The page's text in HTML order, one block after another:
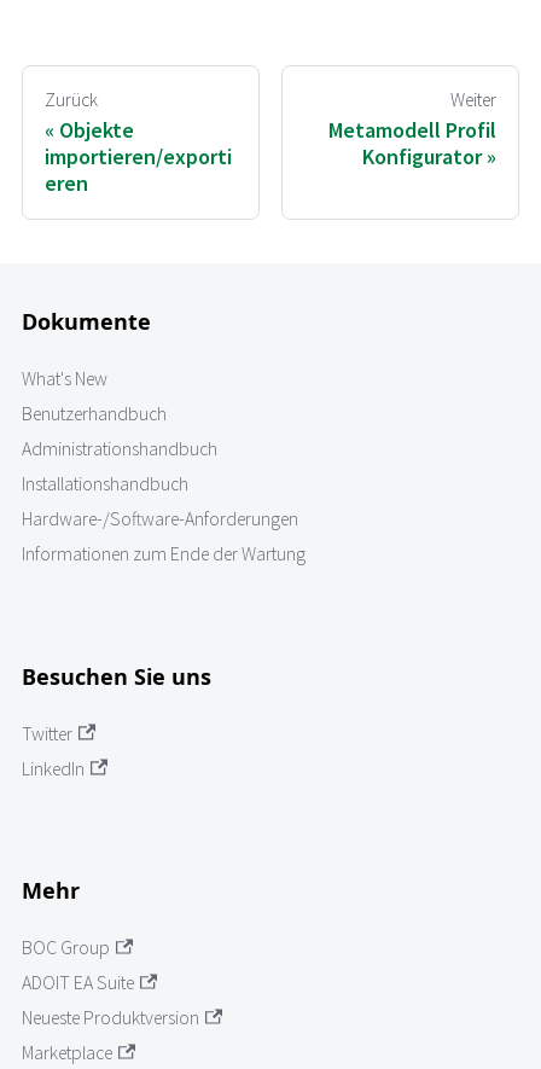
Zurück
Objekte
importieren/exporti
eren
Weiter
Metamodell Profil
Konfigurator
Dokumente
What's New
Benutzerhandbuch
Administrationshandbuch
Installationshandbuch
Hardware-/Software-Anforderungen
Informationen zum Ende der Wartung
Besuchen Sie uns
Twitter
LinkedIn
Mehr
BOC Group
ADOIT EA Suite
Neueste Produktversion
Marketplace